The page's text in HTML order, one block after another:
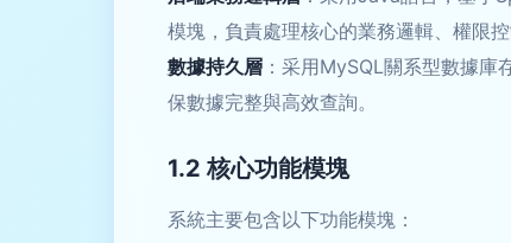
模塊，負責處理核心的業務邏輯、權限
數據持久層 ：采用MySQL關系型數據
保數據完整與高效查詢。
1.2 核心功能模塊
系統主要包含以下功能模塊：